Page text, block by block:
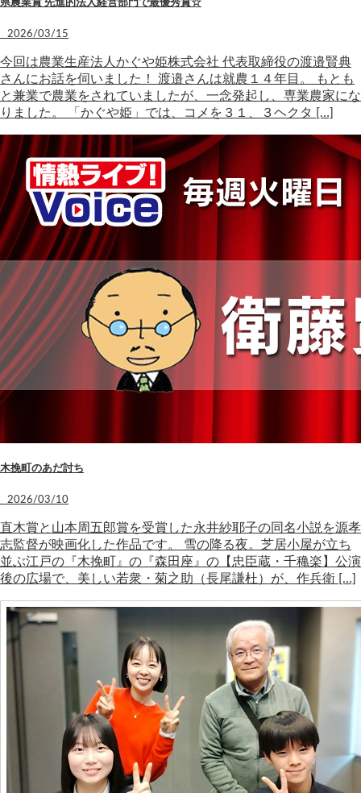
2026/03/15
今回は農業生産法人かぐや姫株式会社 代表取締役の渡邉賢典
さんにお話を伺いました！ 渡邉さんは就農１４年目。 もとも
と兼業で農業をされていましたが、一念発起し、専業農家にな
りました。 「かぐや姫」では、コメを３１、３ヘクタ […]
木挽町のあだ討ち
2026/03/10
直木賞と山本周五郎賞を受賞した永井紗耶子の同名小説を源孝
志監督が映画化した作品です。 雪の降る夜。芝居小屋が立ち
並ぶ江戸の『木挽町』の『森田座』の【忠臣蔵・千穐楽】公演
後の広場で、美しい若衆・菊之助（長尾謙杜）が、作兵衛 […]